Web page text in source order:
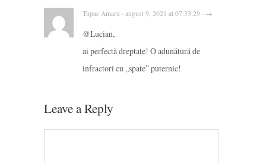
Tupac Amaru · august 9, 2021 at 07:33:29 · →
@Lucian,
ai perfectă dreptate! O adunătură de
infractori cu „spate” puternic!
Leave a Reply